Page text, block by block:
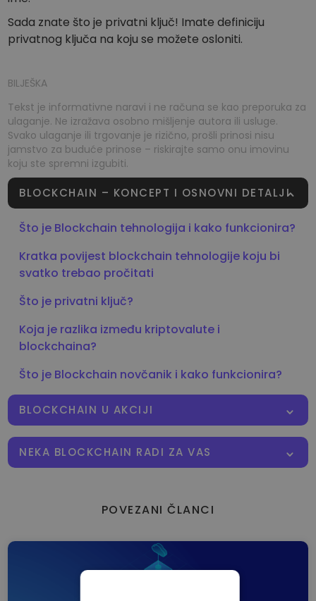
Sada znate što je privatni ključ! Imate definiciju
privatnog ključa na koju se možete osloniti.
BILJEŠKA
Tekst je informativne naravi i ne računa se kao preporuka za
ulaganje. Ne izražava osobno mišljenje autora ili usluge.
Svako ulaganje ili trgovanje je rizično, prošli prinosi nisu
jamstvo za buduće prinose – riskirajte samo onu imovinu
koju ste spremni izgubiti.
BLOCKCHAIN – KONCEPT I OSNOVNI DETALJI
Što je Blockchain tehnologija i kako funkcionira?
Kratka povijest blockchain tehnologije koju bi
svatko trebao pročitati
Što je privatni ključ?
Koja je razlika između kriptovalute i
blockchaina?
Što je Blockchain novčanik i kako funkcionira?
BLOCKCHAIN U AKCIJI
NEKA BLOCKCHAIN RADI ZA VAS
POVEZANI ČLANCI